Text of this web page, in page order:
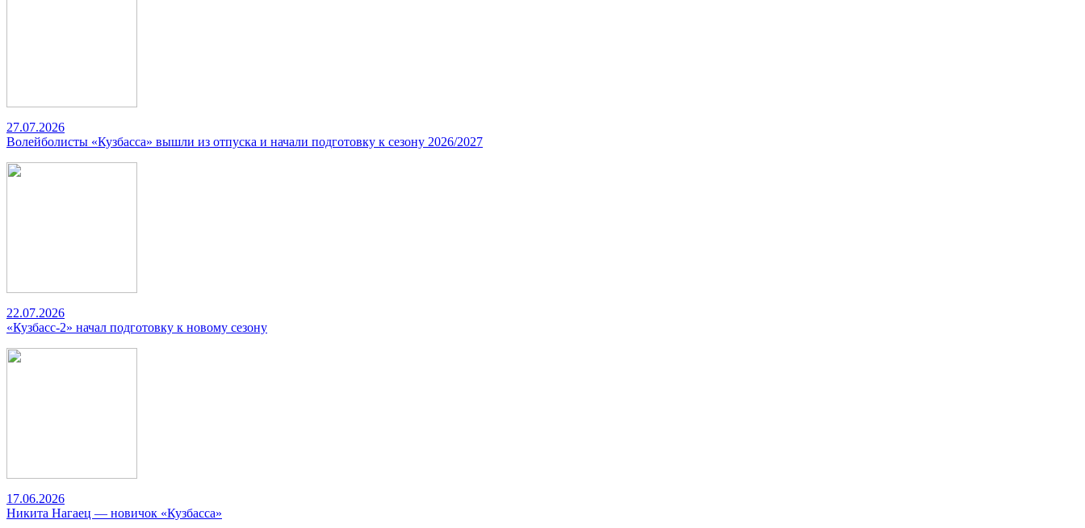
27.07.2026
Волейболисты «Кузбасса» вышли из отпуска и начали подготовку к сезону 2026/2027
22.07.2026
«Кузбасс-2» начал подготовку к новому сезону
17.06.2026
Никита Нагаец — новичок «Кузбасса»